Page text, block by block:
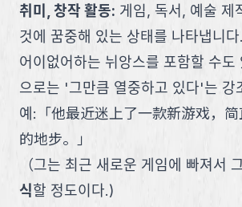
취미, 창작 활동: 게임, 독서, 예술 제
것에 꿈중해 있는 상태를 나타냅니
어이없어하는 뉘앙스를 포함할 수도
으로는 '그만큼 열중하고 있다'는 강
예: 「他最近迷上了一款新游戏，简
的地步。
」
（그는 최근 새로운 게임에 빠져서
식할 정도이다.)